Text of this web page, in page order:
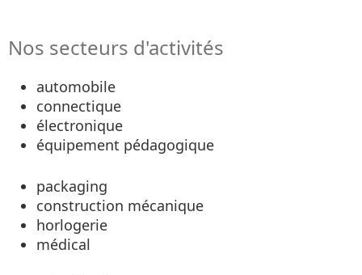
Nos secteurs d'activités
automobile
connectique
électronique
équipement pédagogique
packaging
construction mécanique
horlogerie
médical